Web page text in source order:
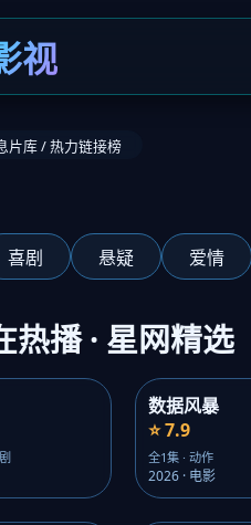
视
片库 / 热力链接榜
喜剧 悬疑 爱情
热播 · 星网精选
数据风暴
⭐ 7.9
全1集 · 动作
2026 · 电影